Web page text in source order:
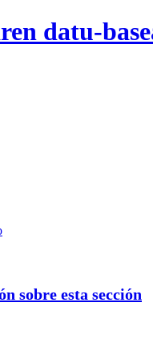
datu-
sobre esta sección